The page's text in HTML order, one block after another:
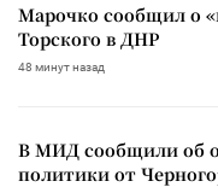
Марочко сообщил о
Торского в ДНР
48 минут назад
В МИД сообщили об
политики от